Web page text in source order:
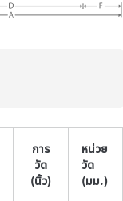
การ
วัด
(นิ้ว)
หน่วย
วัด
(มม.)